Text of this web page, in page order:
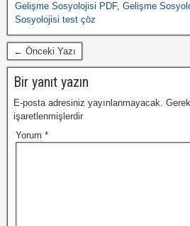
Gelişme Sosyolojisi PDF, Gelişme
Sosyolojisi test çöz
← Önceki Yazı
Bir yanıt yazın
E-posta adresiniz yayınlanmayacak.
işaretlenmişlerdir
Yorum *